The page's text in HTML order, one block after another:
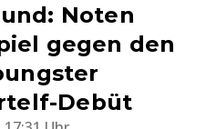
Noten
gegen den
Debüt